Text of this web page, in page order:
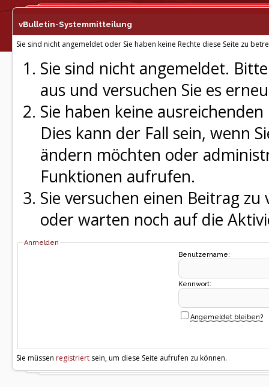
vBulletin-Systemmitteilung
Sie sind nicht angemeldet oder Sie haben keine Rechte diese Seite zu
Sie sind nicht angemeldet.
aus und versuchen Sie es
Sie haben keine
Dies kann der Fall sein, wenn
ändern möchten oder
Funktionen aufrufen.
Sie versuchen einen Beitrag
oder warten noch auf die
Anmelden
Benutzername:
Kennwort:
Angemeldet bleiben?
Sie müssen registriert sein, um diese Seite aufrufen zu können.